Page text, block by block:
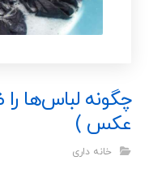
چگونه لباس‌ها
عکس )
خانه داری